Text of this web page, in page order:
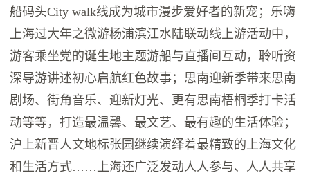
船码头City walk线成为城市漫步爱好者的新宠；乐嗨
上海过大年之微游杨浦滨江水陆联动线上游活动中，
游客乘坐党的诞生地主题游船与直播间互动，聆听资
深导游讲述初心启航红色故事；思南迎新季带来思南
剧场、街角音乐、迎新灯光、更有思南梧桐季打卡活
动等等，打造最温馨、最文艺、最有趣的生活体验；
沪上新晋人文地标张园继续演绎着最精致的上海文化
和生活方式……上海还广泛发动人人参与、人人共享